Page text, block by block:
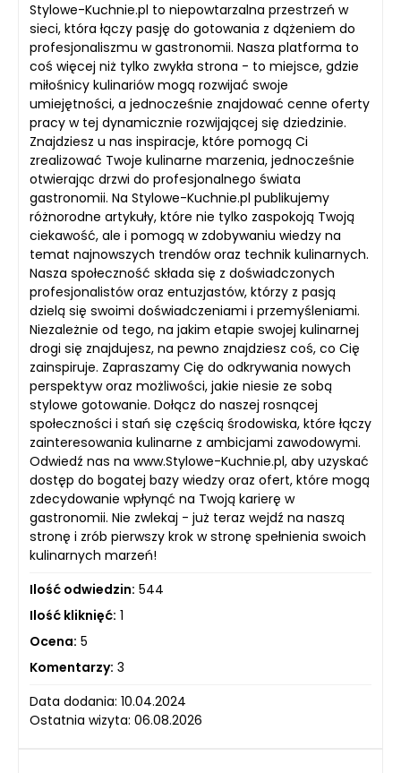
Stylowe-Kuchnie.pl to niepowtarzalna przestrzeń w
sieci, która łączy pasję do gotowania z dążeniem do
profesjonaliszmu w gastronomii. Nasza platforma to
coś więcej niż tylko zwykła strona - to miejsce, gdzie
miłośnicy kulinariów mogą rozwijać swoje
umiejętności, a jednocześnie znajdować cenne oferty
pracy w tej dynamicznie rozwijającej się dziedzinie.
Znajdziesz u nas inspiracje, które pomogą Ci
zrealizować Twoje kulinarne marzenia, jednocześnie
otwierając drzwi do profesjonalnego świata
gastronomii. Na Stylowe-Kuchnie.pl publikujemy
różnorodne artykuły, które nie tylko zaspokoją Twoją
ciekawość, ale i pomogą w zdobywaniu wiedzy na
temat najnowszych trendów oraz technik kulinarnych.
Nasza społeczność składa się z doświadczonych
profesjonalistów oraz entuzjastów, którzy z pasją
dzielą się swoimi doświadczeniami i przemyśleniami.
Niezależnie od tego, na jakim etapie swojej kulinarnej
drogi się znajdujesz, na pewno znajdziesz coś, co Cię
zainspiruje. Zapraszamy Cię do odkrywania nowych
perspektyw oraz możliwości, jakie niesie ze sobą
stylowe gotowanie. Dołącz do naszej rosnącej
społeczności i stań się częścią środowiska, które łączy
zainteresowania kulinarne z ambicjami zawodowymi.
Odwiedź nas na www.Stylowe-Kuchnie.pl, aby uzyskać
dostęp do bogatej bazy wiedzy oraz ofert, które mogą
zdecydowanie wpłynąć na Twoją karierę w
gastronomii. Nie zwlekaj - już teraz wejdź na naszą
stronę i zrób pierwszy krok w stronę spełnienia swoich
kulinarnych marzeń!
Ilość odwiedzin: 544
Ilość kliknięć: 1
Ocena: 5
Komentarzy: 3
Data dodania: 10.04.2024
Ostatnia wizyta: 06.08.2026